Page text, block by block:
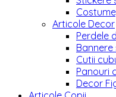
Articole Decor
Perdele
Bannere
Cutii
Panouri
Decor